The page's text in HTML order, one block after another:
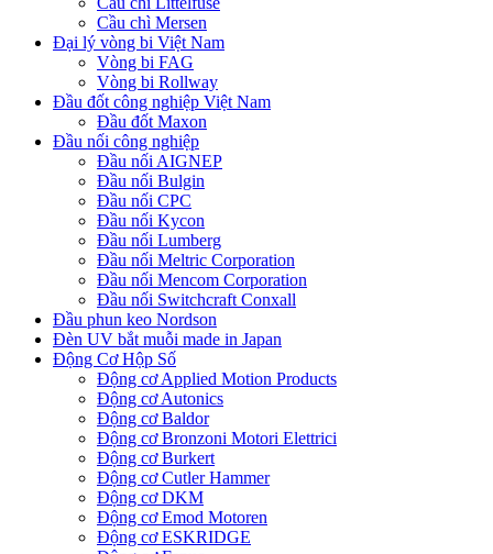
Cầu chì Mersen
Đại lý vòng bi Việt Nam
Vòng bi FAG
Vòng bi Rollway
Đầu đốt công nghiệp Việt Nam
Đầu đốt Maxon
Đầu nối công nghiệp
Đầu nối AIGNEP
Đầu nối Bulgin
Đầu nối CPC
Đầu nối Kycon
Đầu nối Lumberg
Đầu nối Meltric Corporation
Đầu nối Mencom Corporation
Đầu nối Switchcraft Conxall
Đầu phun keo Nordson
Đèn UV bắt muỗi made in Japan
Động Cơ Hộp Số
Động cơ Applied Motion Products
Động cơ Autonics
Động cơ Baldor
Động cơ Bronzoni Motori Elettrici
Động cơ Burkert
Động cơ Cutler Hammer
Động cơ DKM
Động cơ Emod Motoren
Động cơ ESKRIDGE